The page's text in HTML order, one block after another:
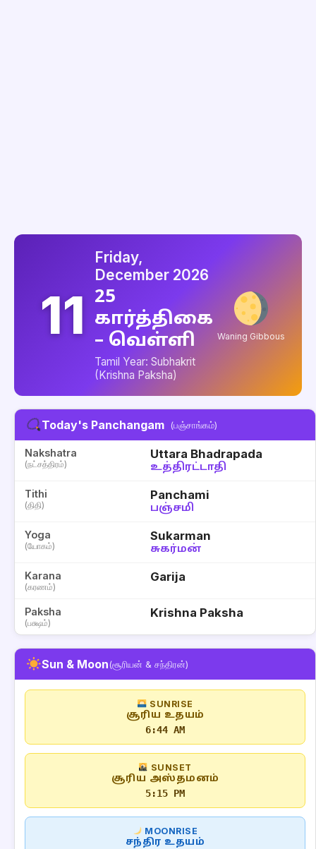
11
Friday,
December 2026
25
கார்த்திகை
– வெள்ளி
Tamil Year: Subhakrit
(Krishna Paksha)
Waning Gibbous
Today's Panchangam (பஞ்சாங்கம்)
Nakshatra
(நட்சத்திரம்)
Uttara Bhadrapada
உத்திரட்டாதி
Tithi
(திதி)
Panchami
பஞ்சமி
Yoga
(யோகம்)
Sukarman
சுகர்மன்
Karana
(கரணம்)
Garija
Paksha
(பக்ஷம்)
Krishna Paksha
Sun & Moon(சூரியன் & சந்திரன்)
SUNRISE
சூரிய உதயம்
6:44 AM
SUNSET
சூரிய அஸ்தமனம்
5:15 PM
MOONRISE
சந்திர உதயம்